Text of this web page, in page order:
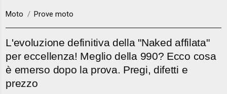
Moto Prove moto
L'evoluzione definitiva della "Naked affilata"
per eccellenza! Meglio della 990? Ecco cosa
è emerso dopo la prova. Pregi, difetti e
prezzo